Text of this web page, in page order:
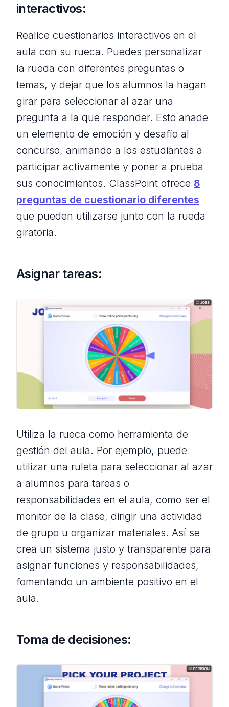
interactivos:
Realice cuestionarios interactivos en el
aula con su rueca. Puedes personalizar
la rueda con diferentes preguntas o
temas, y dejar que los alumnos la hagan
girar para seleccionar al azar una
pregunta a la que responder. Esto añade
un elemento de emoción y desafío al
concurso, animando a los estudiantes a
participar activamente y poner a prueba
sus conocimientos. ClassPoint ofrece 8
preguntas de cuestionario diferentes
que pueden utilizarse junto con la rueda
giratoria.
Asignar tareas:
Utiliza la rueca como herramienta de
gestión del aula. Por ejemplo, puede
utilizar una ruleta para seleccionar al azar
a alumnos para tareas o
responsabilidades en el aula, como ser el
monitor de la clase, dirigir una actividad
de grupo u organizar materiales. Así se
crea un sistema justo y transparente para
asignar funciones y responsabilidades,
fomentando un ambiente positivo en el
aula.
Toma de decisiones: